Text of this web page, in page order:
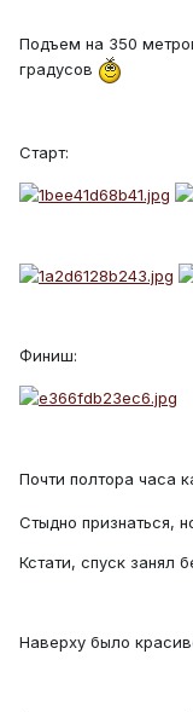
Подъем на 350
градусов
Старт:
Финиш:
Почти полтора часа
Стыдно признаться,
Кстати, спуск занял
Наверху было